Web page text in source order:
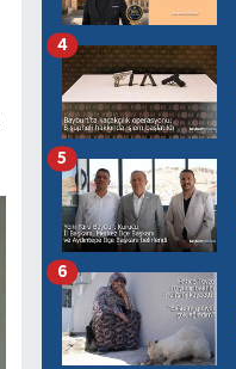
4
5
6